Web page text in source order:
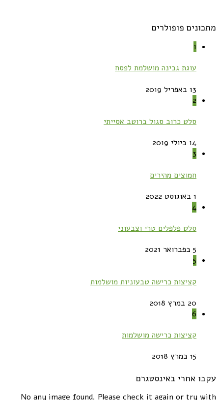
מתכונים פופולרים
1
עוגת גבינה מושלמת לפסח
13 באפריל 2019
2
סלט כרוב סגול ברוטב אסייתי
14 ביולי 2019
3
חמוצים מהירים
1 באוגוסט 2022
4
סלט פלפלים טרי וצבעוני
5 בפברואר 2021
5
קציצות כרישה טבעוניות מושלמות
20 במרץ 2018
6
קציצות כרישה מושלמות
15 במרץ 2018
עקבו אחרי באינסטגרם
No any image found. Please check it again or try with